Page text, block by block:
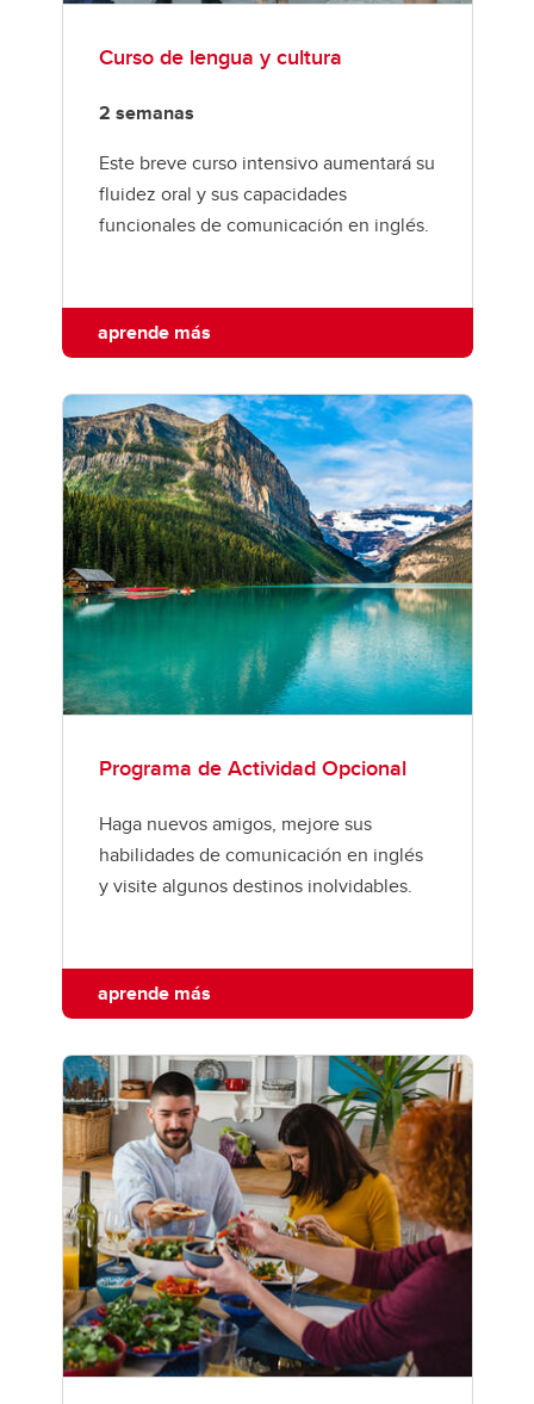
Curso de lengua y cultura
2 semanas
Este breve curso intensivo aumentará su
fluidez oral y sus capacidades
funcionales de comunicación en inglés.
aprende más
Programa de Actividad Opcional
Haga nuevos amigos, mejore sus
habilidades de comunicación en inglés
y visite algunos destinos inolvidables.
aprende más